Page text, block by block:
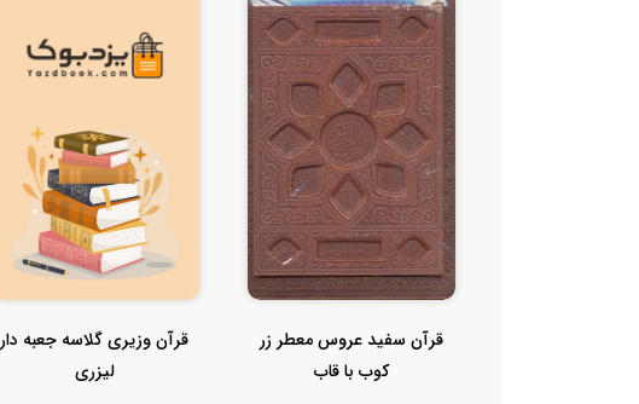
قرآن سفید عروس معطر زر
کوب با قاب
قرآن وزیری گلاسه جعبه دار
لیزری